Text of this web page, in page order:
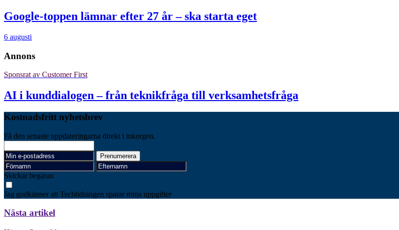
Google-toppen lämnar efter 27 år – ska starta eget
6 augusti
Annons
Sponsrat av Customer First
AI i kunddialogen – från teknikfråga till verksamhetsfråga
Kostnadsfritt nyhetsbrev
Få den senaste uppdateringarna direkt i inkorgen.
Skickar begäran
Jag godkänner att Techtidningen sparar mina uppgifter
Nästa artikel